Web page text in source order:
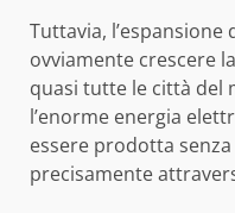
Tuttavia,
ovviamente crescere
quasi tutte le città del
l’enorme energia
essere prodotta
precisamente